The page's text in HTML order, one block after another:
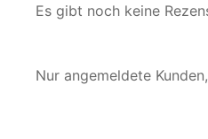
Es gibt noch keine
Nur angemeldete